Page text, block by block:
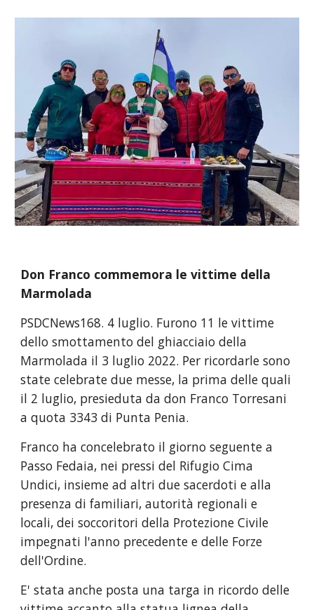
Don Franco commemora le vittime della
Marmolada
PSDCNews168. 4 luglio. Furono 11 le vittime
dello smottamento del ghiacciaio della
Marmolada il 3 luglio 2022. Per ricordarle sono
state celebrate due messe, la prima delle quali
il 2 luglio, presieduta da don Franco Torresani
a quota 3343 di Punta Penia.
Franco ha concelebrato il giorno seguente a
Passo Fedaia, nei pressi del Rifugio Cima
Undici, insieme ad altri due sacerdoti e alla
presenza di familiari, autorità regionali e
locali, dei soccoritori della Protezione Civile
impegnati l'anno precedente e delle Forze
dell'Ordine.
E' stata anche posta una targa in ricordo delle